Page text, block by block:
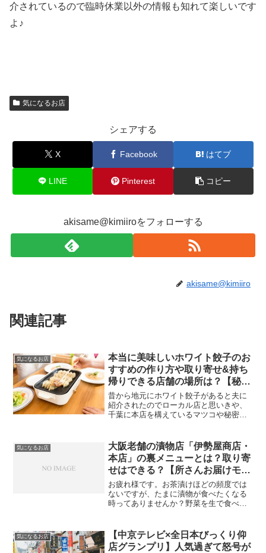
介されているので臨時休業以外の情報も知れて楽しいです
よ♪
気になるお店
シェアする
X Facebook はてブ
LINE Pinterest コピー
akisame@kimiiroをフォローする
akisame@kimiiro
関連記事
気になるお店
本当に美味しいホワイト餃子のお
すすめの作り方や取り寄せ&持ち
帰りできる店舗の場所は？【秘密
のケンミンショー極】
昔から地元にホワイト餃子があると夫に
紹介されたのでローカル店と思いきや、
千葉に本店を構えているマツコや秘密の
筆者が本当に美味しいとオススメしたい
ホワイト餃子の作り方を紹介します。
気になるお店
大阪老舗の漬物店「伊勢屋商店・
本店」の裏メニューとは？取り寄
せはできる？【所さんお届けモノ
です！】
お疲れ様です。お茶漬けほどの頻度では
ないですが、たまに漬物が食べたくなる
時ってありませんか？野菜を生で食べる
か漬け方によって、野菜本来の味の引き
出し方や味わいに違いが出...
気になるお店
【中京テレビ×全日本びっくり仰
店グランプリ】人気過ぎて怒号が